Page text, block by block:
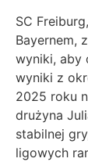
SC
Bayernem,
wyniki, aby
wyniki z
2025 roku
drużyna
stabilnej
ligowych